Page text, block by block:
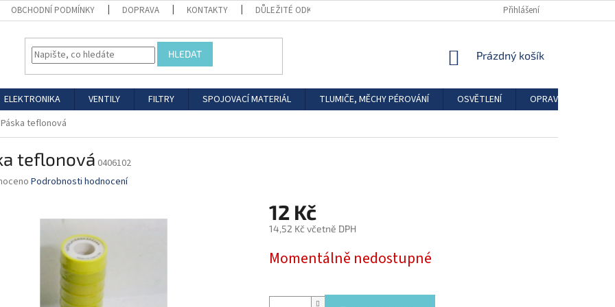
OBCHODNÍ PODMÍNKY DOPRAVA KONTAKTY DŮLEŽITÉ ODKAZY Přihlášení
HLEDAT
NÁKUPNÍ
Prázdný košík
ELEKTRONIKA VENTILY FILTRY SPOJOVACÍ MATERIÁL TLUMIČE, MĚCHY PÉROVÁNÍ OSVĚTLENÍ
OPRAVÁRENSKÉ
Páska teflonová
teflonová 0406102
Podrobnosti hodnocení
12 Kč
14,52 Kč včetně DPH
cena:
Momentálně nedostupné